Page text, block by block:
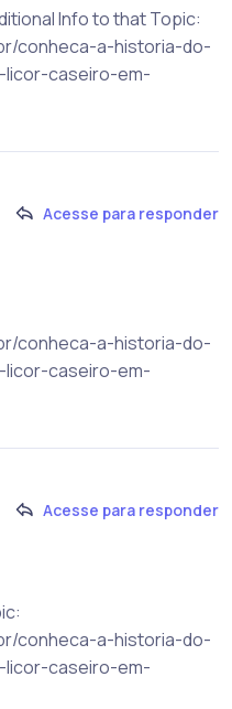
Info to that Topic:
conheca-a-historia-do-
caseiro-em-
Acesse para responder
conheca-a-historia-do-
caseiro-em-
Acesse para responder
conheca-a-historia-do-
caseiro-em-